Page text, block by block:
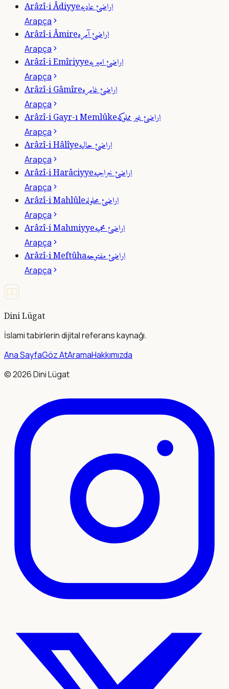
Arâzî-i Âdiyyeاراضئ عاديه
Arapça
Arâzî-i Âmireاراضئ آمره
Arapça
Arâzî-i Emîriyyeاراضئ اميريه
Arapça
Arâzî-i Gâmîreاراضئ غامره
Arapça
Arâzî-i Gayr-ı Memlûkeاراضئ غير مملوكه
Arapça
Arâzî-i Hâlîyeاراضئ حاليه
Arapça
Arâzî-i Harâciyyeاراضئ خراجيه
Arapça
Arâzî-i Mahlûleاراضئ محلوله
Arapça
Arâzî-i Mahmiyyeاراضئ محميه
Arapça
Arâzî-i Meftûhaاراضئ مفتوحه
Arapça
Dini Lügat
İslami tabirlerin dijital referans kaynağı.
Ana SayfaGöz AtAramaHakkımızda
©2026Dini Lügat